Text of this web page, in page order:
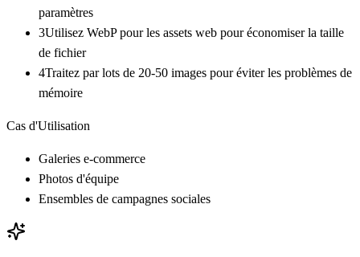
paramètres
3Utilisez WebP pour les assets web pour économiser la taille
de fichier
4Traitez par lots de 20-50 images pour éviter les problèmes de
mémoire
Cas d'Utilisation
Galeries e-commerce
Photos d'équipe
Ensembles de campagnes sociales